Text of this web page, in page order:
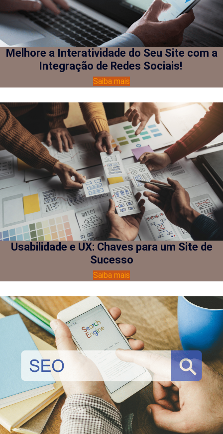
Melhore a Interatividade do Seu Site com a
Integração de Redes Sociais!
Saiba mais
Usabilidade e UX: Chaves para um Site de
Sucesso
Saiba mais